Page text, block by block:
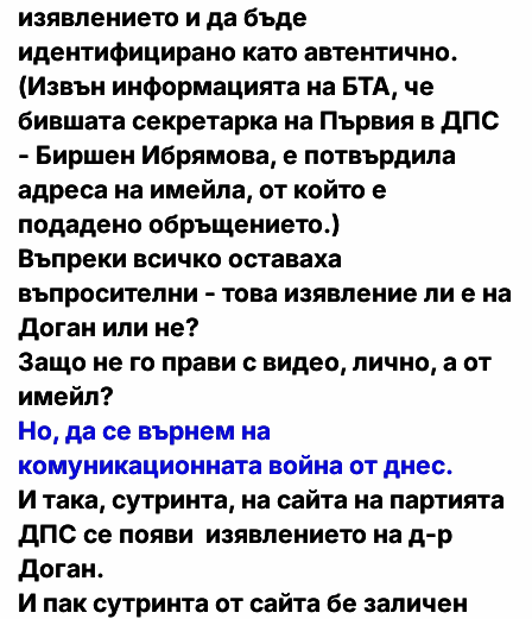
изявлението и да бъде
идентифицирано като автентично.
(Извън информацията на БТА, че
бившата секретарка на Първия в ДПС
- Биршен Ибрямова, е потвърдила
адреса на имейла, от който е
подадено обръщението.)
Въпреки всичко оставаха
въпросителни - това изявление ли е на
Доган или не?
Защо не го прави с видео, лично, а от
имейл?
Но, да се върнем на
комуникационната война от днес.
И така, сутринта, на сайта на партията
ДПС се появи изявлението на д-р
Доган.
И пак сутринта от сайта бе заличен